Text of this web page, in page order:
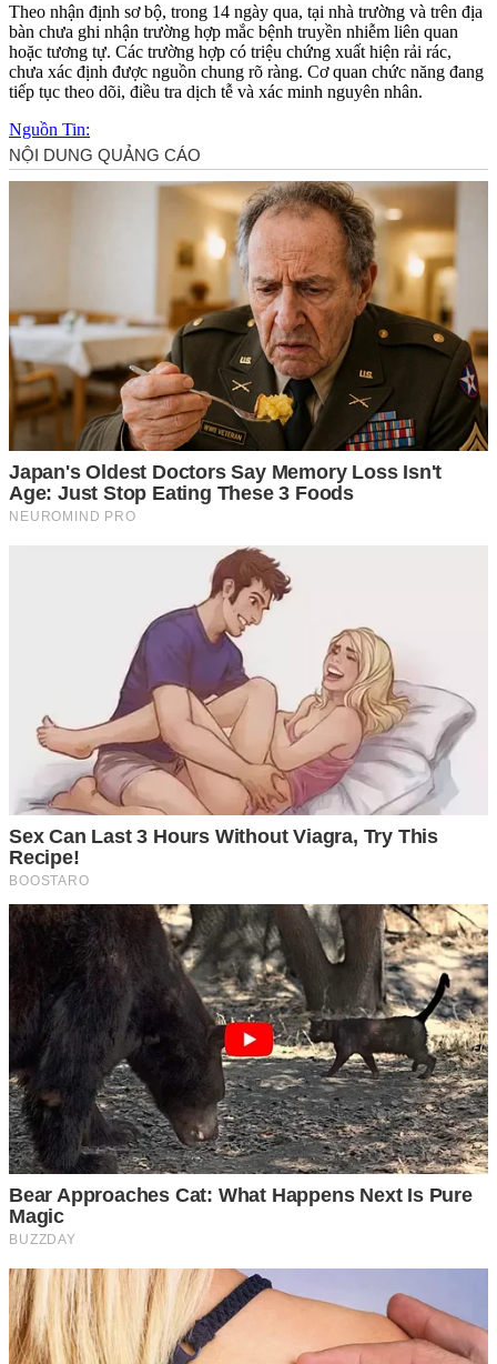
Theo nhận định sơ bộ, trong 14 ngày qua, tại nhà trường và trên địa
bàn chưa ghi nhận trường hợp mắc bệnh truyền nhiễm liên quan
hoặc tương tự. Các trường hợp có triệu chứng xuất hiện rải rác,
chưa xác định được nguồn chung rõ ràng. Cơ quan chức năng đang
tiếp tục theo dõi, điều tra dịch tễ và xác minh nguyên nhân.
Nguồn Tin: